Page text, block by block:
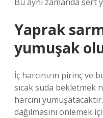
Yaprak
yumuşak
İç harcınızın pirinç
sıcak suda bekletmek
harcını
dağılmasını önlemek